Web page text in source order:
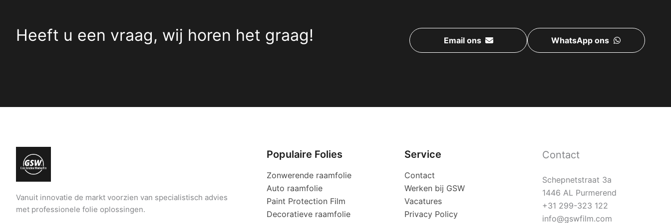
Heeft u een vraag, wij horen het graag! Email ons WhatsApp ons
Vanuit innovatie de markt voorzien van specialistisch advies
met professionele folie oplossingen.
Populaire Folies
Zonwerende raamfolie
Auto raamfolie
Paint Protection Film
Decoratieve raamfolie
Service
Contact
Werken bij GSW
Vacatures
Privacy Policy
Contact
Schepnetstraat 3a
1446 AL Purmerend
+31 299-323 122
info@gswfilm.com